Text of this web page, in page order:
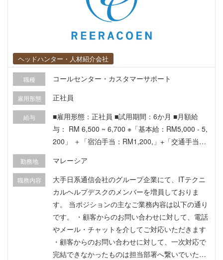
ヘッドハンター・人材紹介会社
職種 コールセンター・カスタマーサポート
雇用形態 正社員
給与
■雇用形態：正社員 ■試用期間：6か月 ■月額給
与： RM 6,500 ~ 6,700 ※「基本給：RM5,000 - 5,
200」 ＋「宿泊手当：RM1,200,」+「交通手当：
に毎月支給) + スタンバイ手当: RM 175/日 (必要に
応じて) + 年間ボーナス：基本給*12か月*10%
（業績に応じる） ■勤務場所：サイバージャヤ ■
勤務時間：平日8:00 - 17:00 （固定シフト） ～ハ
イブリッド出社（例：2日出社 + ３日在宅） ■有給
休暇：年15日 ■傷病休暇：年14日 ■保険適用：有
※年１回の健康診断も払戻対象 ■マレーシアへの片
道航空券代（上限有） ■家探しまでのホテル代
勤務地 マレーシア
職務内容
大手日系通信会社のグループ企業にて、ITテクニ
カルヘルプデスクのメンバーを増員しておりま
す。 当ポジションの主なご業務内容は以下の通り
です。 ・顧客からのお問い合わせに対して、電話
やメール・チャットを介してご対応いただきます
・顧客からのお問い合わせに対して、一次対応で
完結できなかったものは担当部署へ繋いでいただ